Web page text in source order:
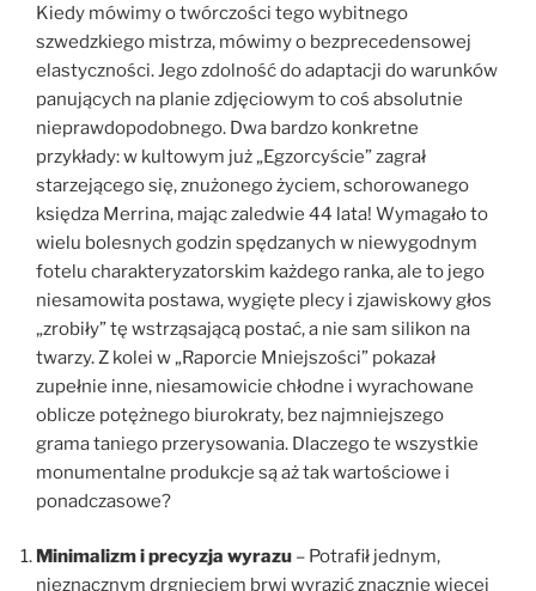
Kiedy mówimy o twórczości tego wybitnego
szwedzkiego mistrza, mówimy o bezprecedensowej
elastyczności. Jego zdolność do adaptacji do warunków
panujących na planie zdjęciowym to coś absolutnie
nieprawdopodobnego. Dwa bardzo konkretne
przykłady: w kultowym już „Egzorcyście” zagrał
starzejącego się, znużonego życiem, schorowanego
księdza Merrina, mając zaledwie 44 lata! Wymagało to
wielu bolesnych godzin spędzanych w niewygodnym
fotelu charakteryzatorskim każdego ranka, ale to jego
niesamowita postawa, wygięte plecy i zjawiskowy głos
„zrobiły” tę wstrząsającą postać, a nie sam silikon na
twarzy. Z kolei w „Raporcie Mniejszości” pokazał
zupełnie inne, niesamowicie chłodne i wyrachowane
oblicze potężnego biurokraty, bez najmniejszego
grama taniego przerysowania. Dlaczego te wszystkie
monumentalne produkcje są aż tak wartościowe i
ponadczasowe?
Minimalizm i precyzja wyrazu – Potrafił jednym,
nieznacznym drgnięciem brwi wyrazić znacznie więcej